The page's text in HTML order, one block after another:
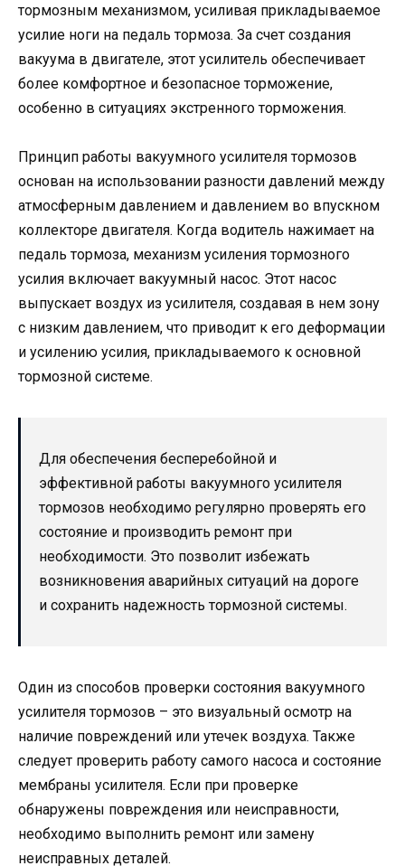
тормозным механизмом, усиливая прикладываемое
усилие ноги на педаль тормоза. За счет создания
вакуума в двигателе, этот усилитель обеспечивает
более комфортное и безопасное торможение,
особенно в ситуациях экстренного торможения.
Принцип работы вакуумного усилителя тормозов
основан на использовании разности давлений между
атмосферным давлением и давлением во впускном
коллекторе двигателя. Когда водитель нажимает на
педаль тормоза, механизм усиления тормозного
усилия включает вакуумный насос. Этот насос
выпускает воздух из усилителя, создавая в нем зону
с низким давлением, что приводит к его деформации
и усилению усилия, прикладываемого к основной
тормозной системе.
Для обеспечения бесперебойной и
эффективной работы вакуумного усилителя
тормозов необходимо регулярно проверять его
состояние и производить ремонт при
необходимости. Это позволит избежать
возникновения аварийных ситуаций на дороге
и сохранить надежность тормозной системы.
Один из способов проверки состояния вакуумного
усилителя тормозов – это визуальный осмотр на
наличие повреждений или утечек воздуха. Также
следует проверить работу самого насоса и состояние
мембраны усилителя. Если при проверке
обнаружены повреждения или неисправности,
необходимо выполнить ремонт или замену
неисправных деталей.